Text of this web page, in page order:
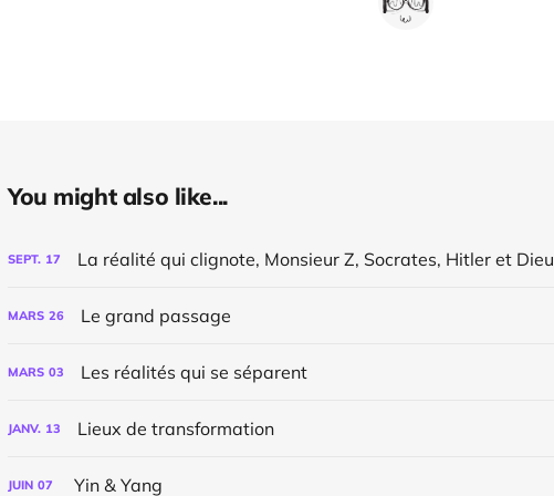
You might also like...
SEPT. 17 La réalité qui clignote, Monsieur Z, Socrates, Hitler et Dieu
MARS 26 Le grand passage
MARS 03 Les réalités qui se séparent
JANV. 13 Lieux de transformation
JUIN 07 Yin & Yang